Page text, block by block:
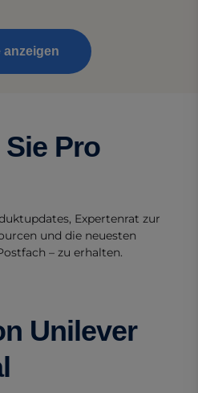
anzeigen
Pro
Expertenrat zur
und die neuesten
– zu erhalten.
Unilever